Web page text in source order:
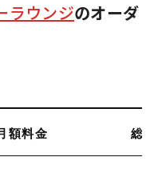
ラウンジのオーダ
額料金 総額